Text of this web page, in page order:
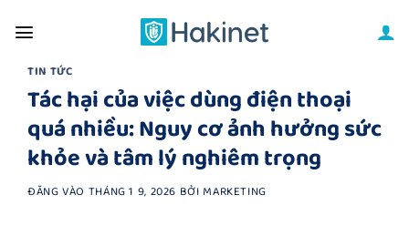
qua
dung
TIN TỨC
Tác hại của việc dùng điện thoại
quá nhiều: Nguy cơ ảnh hưởng sức
khỏe và tâm lý nghiêm trọng
ĐĂNG VÀO THÁNG 1 9, 2026 BỞI MARKETING